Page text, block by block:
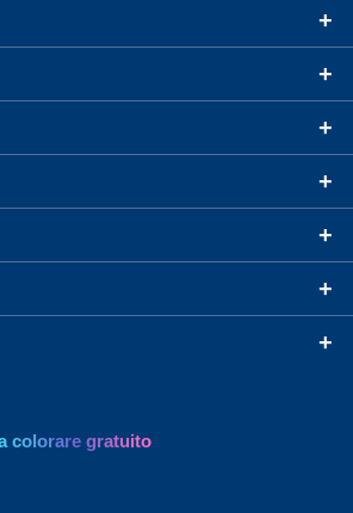
+
+
+
+
+
+
+
colorare gratuito